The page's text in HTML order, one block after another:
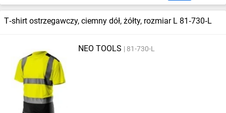
T‑shirt ostrzegawczy, ciemny dół, żółty, rozmiar L 81‑730‑L
NEO TOOLS 81-730-L